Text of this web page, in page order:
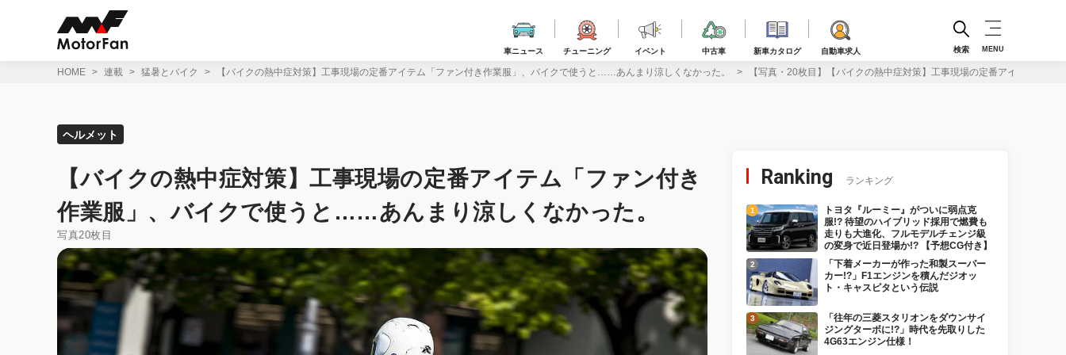
車ニュース チューニング イベント 中古車 新車カタログ 自動車求人 検索 MENU
HOME 連載 猛暑とバイク 【バイクの熱中症対策】工事現場の定番アイテム「ファン付き作業服」、バイクで使うと……あんまり涼しくなかった。 【写真・20枚目】【バイクの熱中症対策】工事現場の定番アイテム「
ヘルメット
【バイクの熱中症対策】工事現場の定番アイテム「ファン付き
作業服」、バイクで使うと……あんまり涼しくなかった。
写真20枚目
Ranking ランキング
トヨタ『ルーミー』がついに弱点克
服!? 待望のハイブリッド採用で燃費も
走りも大進化、フルモデルチェンジ級
の変身で近日登場か!? 【予想CG付き】
「下着メーカーが作った和製スーパー
カー!?」F1エンジンを積んだジオッ
ト・キャスピタという伝説
「往年の三菱スタリオンをダウンサイ
ジングターボに!?」時代を先取りした
4G63エンジン仕様！